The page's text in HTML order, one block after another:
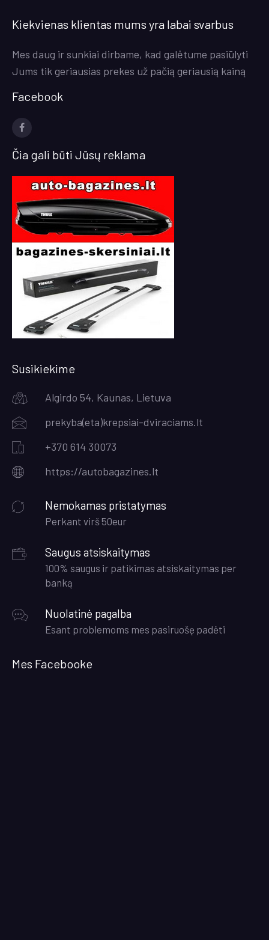
Kiekvienas klientas mums yra labai svarbus
Mes daug ir sunkiai dirbame, kad galėtume pasiūlyti
Jums tik geriausias prekes už pačią geriausią kainą
Facebook
Čia gali būti Jūsų reklama
Susikiekime
Algirdo 54, Kaunas, Lietuva
prekyba(eta)krepsiai-dviraciams.lt
+370 614 30073
https://autobagazines.lt
Nemokamas pristatymas
Perkant virš 50eur
Saugus atsiskaitymas
100% saugus ir patikimas atsiskaitymas per
banką
Nuolatinė pagalba
Esant problemoms mes pasiruošę padėti
Mes Facebooke